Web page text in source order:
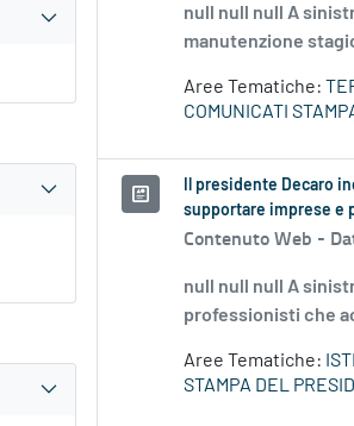
null null null A
manutenzione
Aree Tematiche:
COMUNICATI
Il presidente Decaro
supportare imprese e
Contenuto Web -
null null null A
professionisti che
Aree Tematiche:
STAMPA DEL